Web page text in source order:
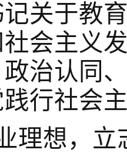
关于教
会主义
治认同
行社会
理想，